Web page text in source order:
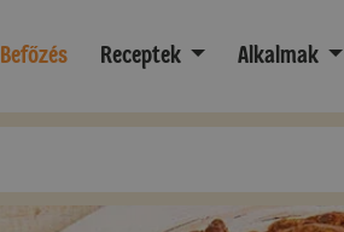
Befőzés Receptek Alkalmak